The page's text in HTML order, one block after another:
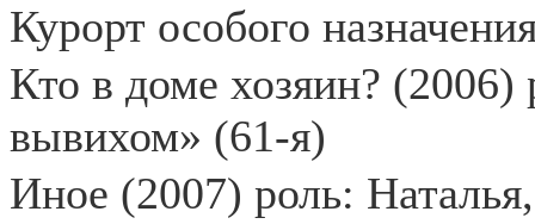
Курорт особого
Кто в доме хозяин?
вывихом» (61-я)
Иное (2007) роль: